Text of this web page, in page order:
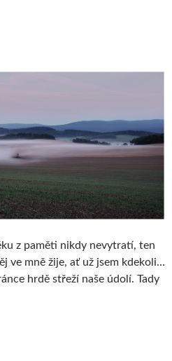
z paměti nikdy nevytratí, ten
ve mně žije, ať už jsem kdekoli…
hrdě střeží naše údolí. Tady